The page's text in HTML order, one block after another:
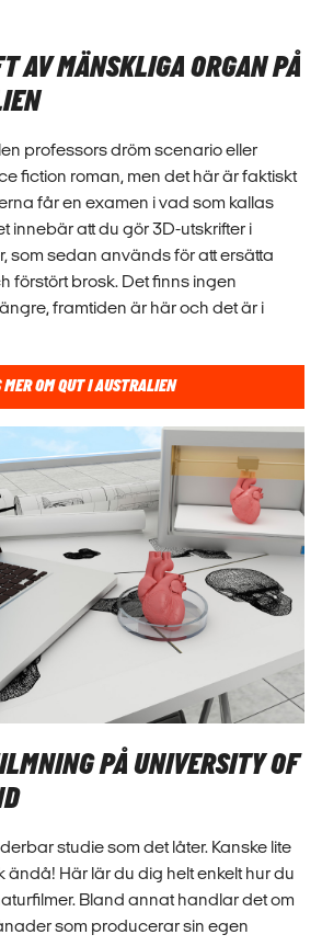
AV MÄNSKLIGA ORGAN PÅ
professors dröm scenario eller
fiction roman, men det här är faktiskt
får en examen i vad som kallas
innebär att du gör 3D-utskrifter i
som sedan används för att ersätta
förstört brosk. Det finns ingen
framtiden är här och det är i
MER OM QUT I AUSTRALIEN
PÅ UNIVERSITY OF
studie som det låter. Kanske lite
ändå! Här lär du dig helt enkelt hur du
Bland annat handlar det om
som producerar sin egen